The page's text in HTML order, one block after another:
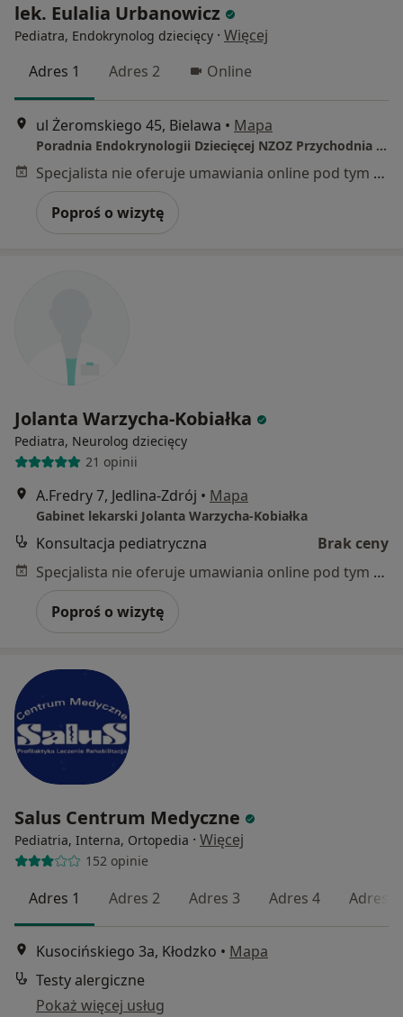
lek. Eulalia Urbanowicz
Pediatra, Endokrynolog dziecięcy · Więcej
Adres 1
Adres 2 Online
ul Żeromskiego 45, Bielawa • Mapa
Poradnia Endokrynologii Dziecięcej NZOZ Przychodnia Rodzinna
Specjalista nie oferuje umawiania online pod tym adresem.
Poproś o wizytę
Jolanta Warzycha-Kobiałka
Pediatra, Neurolog dziecięcy
21 opinii
A.Fredry 7, Jedlina-Zdrój • Mapa
Gabinet lekarski Jolanta Warzycha-Kobiałka
Konsultacja pediatryczna
Brak ceny
Specjalista nie oferuje umawiania online pod tym adresem.
Poproś o wizytę
Salus Centrum Medyczne
Pediatria, Interna, Ortopedia · Więcej
152 opinie
Adres 1 Adres 2 Adres 3 Adres 4 Adres 5
Kusocińskiego 3a, Kłodzko • Mapa
Testy alergiczne
Pokaż więcej usług